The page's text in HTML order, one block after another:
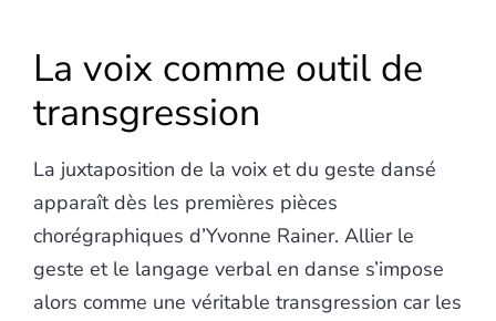
La voix comme outil de
transgression
La juxtaposition de la voix et du geste dansé
apparaît dès les premières pièces
chorégraphiques d’Yvonne Rainer. Allier le
geste et le langage verbal en danse s’impose
alors comme une véritable transgression car les